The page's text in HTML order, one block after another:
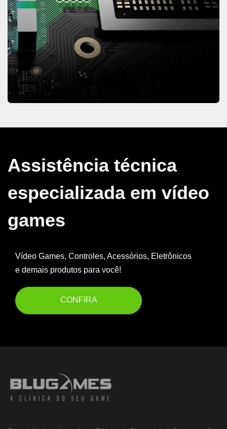
Assistência técnica
especializada em vídeo
games
Vídeo Games, Controles, Acessórios, Eletrônicos
e demais produtos para você!
CONFIRA